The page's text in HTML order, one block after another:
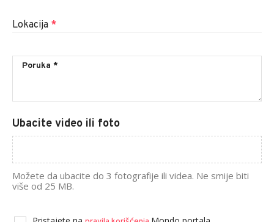
Lokacija *
Ubacite video ili foto
Možete da ubacite do 3 fotografije ili videa. Ne smije biti
više od 25 MB.